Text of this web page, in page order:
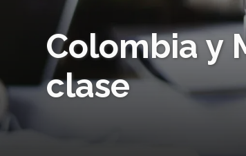
Colombia y
clase